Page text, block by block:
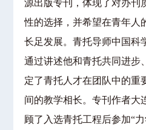
源出版专刊，体现了对办刊
性的选择，并希望在青年人
长足发展。青托导师中国科
通过讲述他和青托共同进步
定了青托人才在团队中的重
间的教学相长。专刊作者大
顾了入选青托工程后参加“